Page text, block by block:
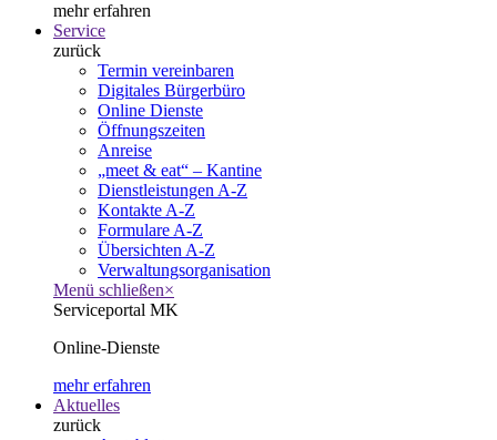
mehr erfahren
Service
zurück
Termin vereinbaren
Digitales Bürgerbüro
Online Dienste
Öffnungszeiten
Anreise
„meet & eat“ – Kantine
Dienstleistungen A-Z
Kontakte A-Z
Formulare A-Z
Übersichten A-Z
Verwaltungsorganisation
Menü schließen×
Serviceportal MK
Online-Dienste
mehr erfahren
Aktuelles
zurück